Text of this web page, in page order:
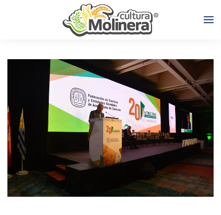
Skip to main content